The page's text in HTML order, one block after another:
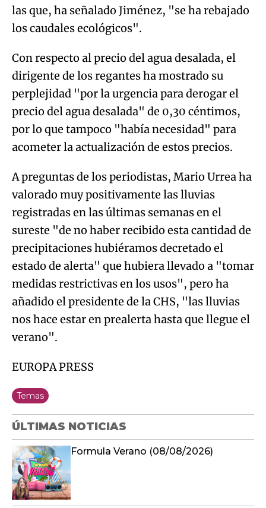
las que, ha señalado Jiménez, "se ha rebajado
los caudales ecológicos".
Con respecto al precio del agua desalada, el
dirigente de los regantes ha mostrado su
perplejidad "por la urgencia para derogar el
precio del agua desalada" de 0,30 céntimos,
por lo que tampoco "había necesidad" para
acometer la actualización de estos precios.
A preguntas de los periodistas, Mario Urrea ha
valorado muy positivamente las lluvias
registradas en las últimas semanas en el
sureste "de no haber recibido esta cantidad de
precipitaciones hubiéramos decretado el
estado de alerta" que hubiera llevado a "tomar
medidas restrictivas en los usos", pero ha
añadido el presidente de la CHS, "las lluvias
nos hace estar en prealerta hasta que llegue el
verano".
EUROPA PRESS
Temas
ÚLTIMAS NOTICIAS
Formula Verano (08/08/2026)